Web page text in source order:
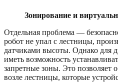
Зонирование и
Отдельная проблема —
робот не упал с лестницы,
датчиками высоты. Однако для
иметь возможность
запретные зоны. Это позволяет
возле лестницы, которые